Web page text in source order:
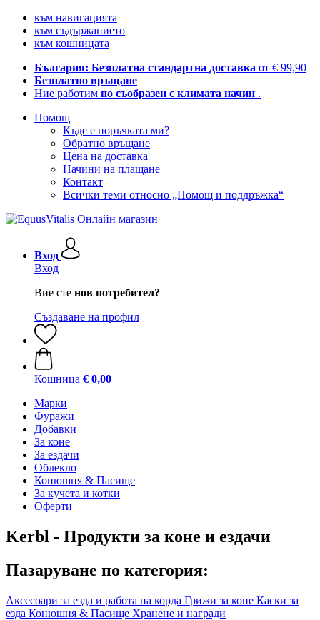
към навигацията
към съдържанието
към кошницата
България: Безплатна стандартна доставка от € 99,90
Безплатно връщане
Ние работим по съобразен с климата начин .
Помощ
Къде е поръчката ми?
Обратно връщане
Цена на доставка
Начини на плащане
Контакт
Всички теми относно „Помощ и поддръжка“
Вход
Вход
Вие сте нов потребител?
Създаване на профил
Кошница € 0,00
Марки
Фуражи
Добавки
За коне
За ездачи
Облекло
Конюшня & Пасище
За кучета и котки
Оферти
Kerbl - Продукти за коне и ездачи
Пазаруване по категория:
Аксесоари за езда и работа на корда Грижи за коне Каски за
езда Конюшня & Пасище Хранене и награди